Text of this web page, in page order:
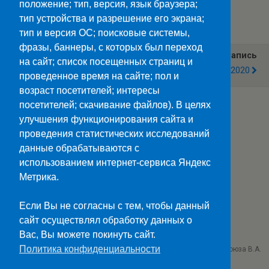
Категории:Новости
Предыдущая Запись
Следующая Запись
Студент Года – 2020
Наверх
Мобильн.
Министерство науки и высшего образования>>
Госуслуги>>
ГБПОУ "Ставропольский колледж связи им. Героя Советского Союза В.А.
положение; тип, версия, язык браузера;
тип устройства и разрешение его экрана;
тип и версия ОС; поисковые системы,
фразы, баннеры, с которых был переход
на сайт; список посещенных страниц и
проведенное время на сайте; пол и
возраст посетителей; интересы
посетителей; скачивание файлов). В целях
улучшения функционирования сайта и
проведения статистических исследований
данные обрабатываются с
использованием интернет-сервиса Яндекс
Метрика.
Если Вы не согласны с тем, чтобы данный
сайт осуществлял обработку данных о
Вас, Вы можете покинуть сайт.
Политика конфиденциальности